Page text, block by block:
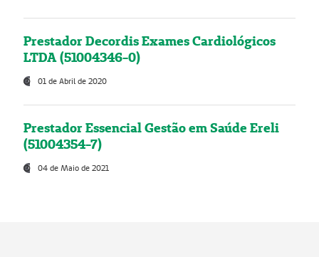
Prestador Decordis Exames Cardiológicos
LTDA (51004346-0)
01 de Abril de 2020
Prestador Essencial Gestão em Saúde Ereli
(51004354-7)
04 de Maio de 2021